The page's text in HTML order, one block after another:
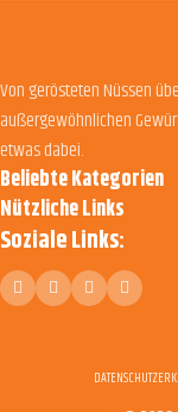
Von gerösteten Nüssen
außergewöhnlichen
etwas dabei.
Beliebte Kategorien
Nützliche Links
Soziale Links: